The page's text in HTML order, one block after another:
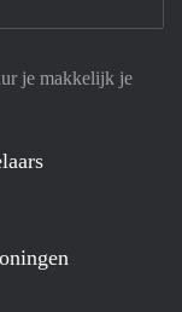
je makkelijk je